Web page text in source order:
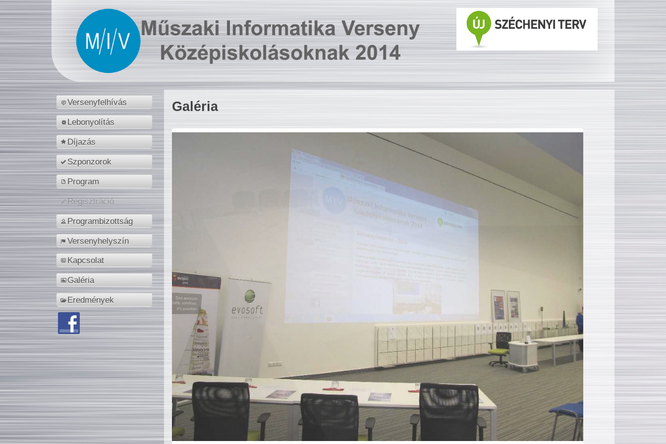
Versenyfelhívás
Lebonyolítás
Díjazás
Szponzorok
Program
Regisztráció
Programbizottság
Versenyhelyszín
Kapcsolat
Galéria
Eredmények
Galéria